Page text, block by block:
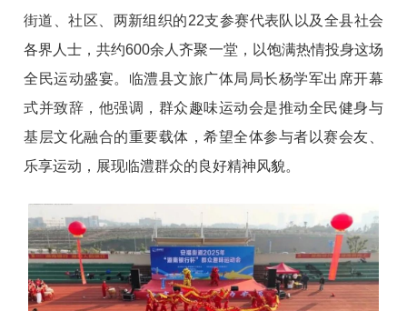
街道、社区、两新组织的22支参赛代表队以及全县社会
各界人士，共约600余人齐聚一堂，以饱满热情投身这场
全民运动盛宴。临澧县文旅广体局局长杨学军出席开幕
式并致辞，他强调，群众趣味运动会是推动全民健身与
基层文化融合的重要载体，希望全体参与者以赛会友、
乐享运动，展现临澧群众的良好精神风貌。